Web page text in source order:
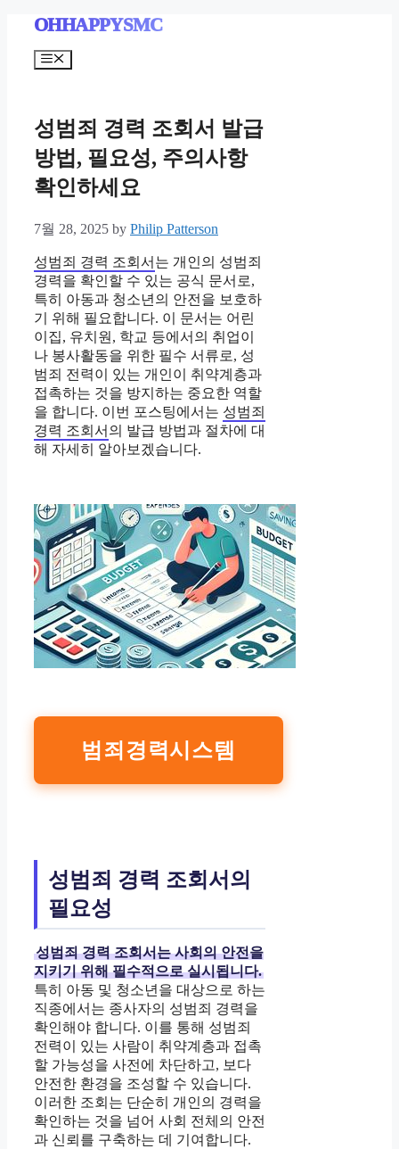
content
OHHAPPYSMC
Menu
성범죄 경력 조회서 발급
방법, 필요성, 주의사항
확인하세요
7월 28, 2025 by Philip Patterson
성범죄 경력 조회서 는 개인의 성범죄
경력을 확인할 수 있는 공식 문서로,
특히 아동과 청소년의 안전을 보호하
기 위해 필요합니다. 이 문서는 어린
이집, 유치원, 학교 등에서의 취업이
나 봉사활동을 위한 필수 서류로, 성
범죄 전력이 있는 개인이 취약계층과
접촉하는 것을 방지하는 중요한 역할
을 합니다. 이번 포스팅에서는 성범죄
경력 조회서 의 발급 방법과 절차에 대
해 자세히 알아보겠습니다.
범죄경력시스템
성범죄 경력 조회서의
필요성
성범죄 경력 조회서는 사회의 안전을
지키기 위해 필수적으로 실시됩니다.
특히 아동 및 청소년을 대상으로 하는
직종에서는 종사자의 성범죄 경력을
확인해야 합니다. 이를 통해 성범죄
전력이 있는 사람이 취약계층과 접촉
할 가능성을 사전에 차단하고, 보다
안전한 환경을 조성할 수 있습니다.
이러한 조회는 단순히 개인의 경력을
확인하는 것을 넘어 사회 전체의 안전
과 신뢰를 구축하는 데 기여합니다.